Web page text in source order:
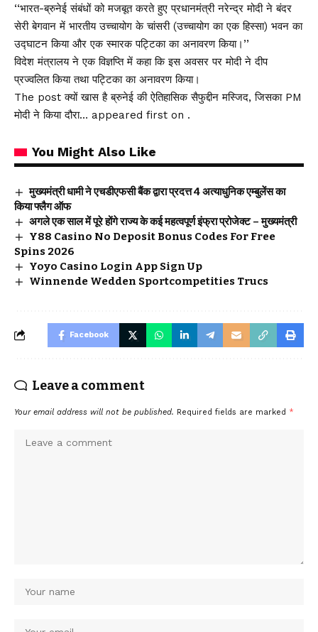
‘‘भारत-ब्रुनेई संबंधों को मजबूत करते हुए प्रधानमंत्री नरेन्द्र मोदी ने बंदर
सेरी बेगवान में भारतीय उच्चायोग के चांसरी (उच्चायोग का एक हिस्सा) भवन का
उद्घाटन किया और एक स्मारक पट्टिका का अनावरण किया।’’
विदेश मंत्रालय ने एक विज्ञप्ति में कहा कि इस अवसर पर मोदी ने दीप
प्रज्वलित किया तथा पट्टिका का अनावरण किया।
The post क्यों खास है ब्रुनेई की ऐतिहासिक सैफुद्दीन मस्जिद, जिसका PM
मोदी ने किया दौरा… appeared first on .
You Might Also Like
मुख्यमंत्री धामी ने एचडीएफसी बैंक द्वारा प्रदत्त 4 अत्याधुनिक एम्बुलेंस का
किया फ्लैग ऑफ
अगले एक साल में पूरे होंगे राज्य के कई महत्वपूर्ण इंफ्रा प्रोजेक्ट – मुख्यमंत्री
Y88 Casino No Deposit Bonus Codes For Free
Spins 2026
Yoyo Casino Login App Sign Up
Winnende Wedden Sportcompetities Trucs
Facebook
Leave a comment
Your email address will not be published. Required fields are marked *